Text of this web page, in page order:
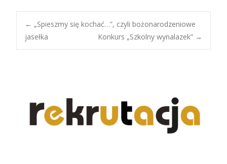
Post
← „Spieszmy się kochać…”, czyli bożonarodzeniowe
jasełka
Konkurs „Szkolny wynalazek” →